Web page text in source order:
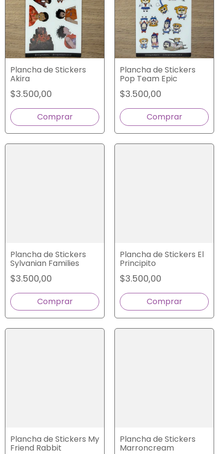
Plancha de Stickers
Akira
$3.500,00
Plancha de Stickers
Pop Team Epic
$3.500,00
Plancha de Stickers
Sylvanian Families
$3.500,00
Plancha de Stickers El
Principito
$3.500,00
Plancha de Stickers My
Friend Rabbit
Plancha de Stickers
Marroncream